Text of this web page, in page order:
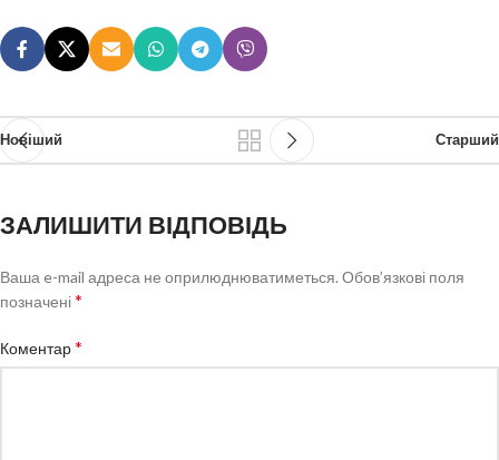
Новіший Старший
ЗАЛИШИТИ ВІДПОВІДЬ
Ваша e-mail адреса не оприлюднюватиметься. Обов’язкові поля
позначені*
Коментар*